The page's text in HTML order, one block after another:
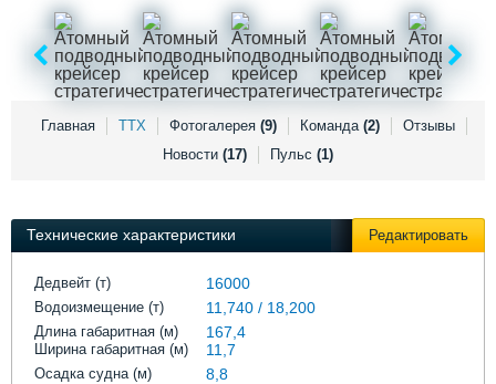
Реклама
Конференции
Выставки и семинары
Личности
Флот
Галерея флота
Форум
Отзывы
Главная ТТХ Фотогалерея (9) Команда (2)
Отзывы
Новости (17) Пульс (1)
Технические характеристики Редактировать
Дедвейт (т) 16000
Водоизмещение (т) 11,740 / 18,200
Длина габаритная (м) 167,4
Ширина габаритная (м) 11,7
Осадка судна (м) 8,8